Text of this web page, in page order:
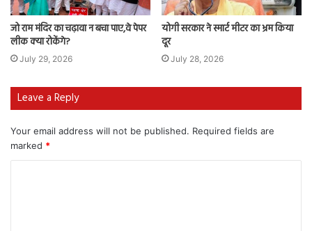
जो राम मंदिर का चढ़ावा न बचा पाए,वे पेपर
लीक क्या रोकेंगे?
July 29, 2026
योगी सरकार ने स्मार्ट मीटर का भ्रम किया
दूर
July 28, 2026
Leave a Reply
Your email address will not be published. Required fields are
marked *